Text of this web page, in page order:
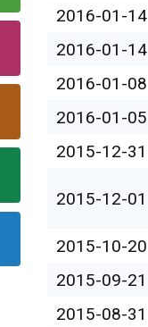
2016-01-14
2016-01-14
2016-01-08
2016-01-05
2015-12-31
2015-12-01
2015-10-20
2015-09-21
2015-08-31